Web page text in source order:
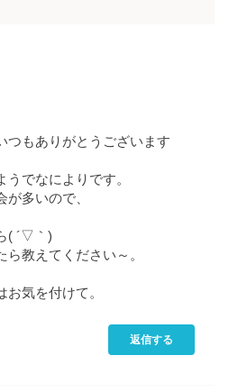
つもありがとうございます
でなによりです。
が多いので、
( ´▽｀)
教えてください～。
気を付けて。
返信する